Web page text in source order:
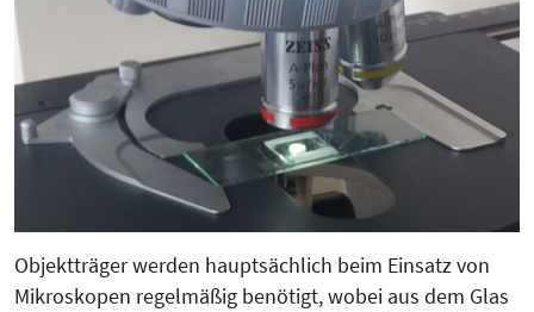
Objektträger werden hauptsächlich beim Einsatz von
Mikroskopen regel­mä­­ßig benötigt, wobei aus dem Glas